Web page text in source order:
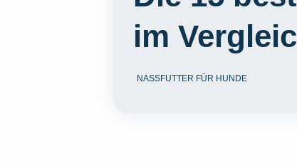
im
NASSFUTTER FÜR HUNDE